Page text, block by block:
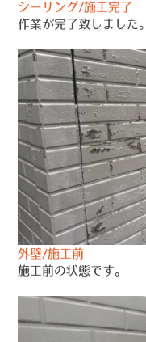
シーリング/施工完了
作業が完了致しました。
外壁/施工前
施工前の状態です。